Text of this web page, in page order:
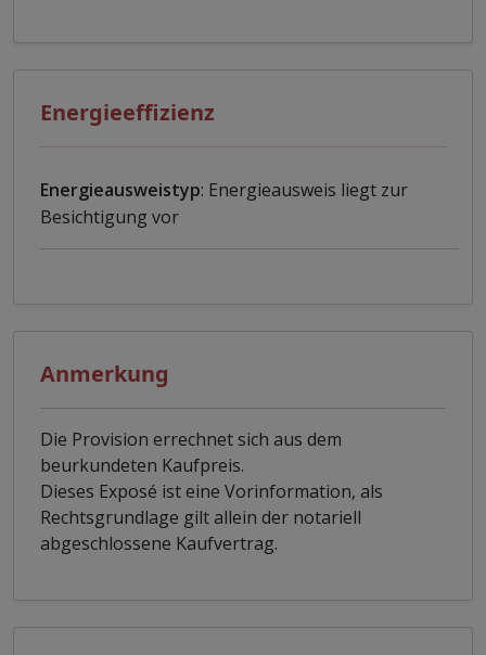
Energieeffizienz
Energieausweistyp: Energieausweis liegt zur
Besichtigung vor
Anmerkung
Die Provision errechnet sich aus dem
beurkundeten Kaufpreis.
Dieses Exposé ist eine Vorinformation, als
Rechtsgrundlage gilt allein der notariell
abgeschlossene Kaufvertrag.